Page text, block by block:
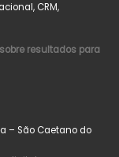
CRM,
resultados para
– São Caetano do